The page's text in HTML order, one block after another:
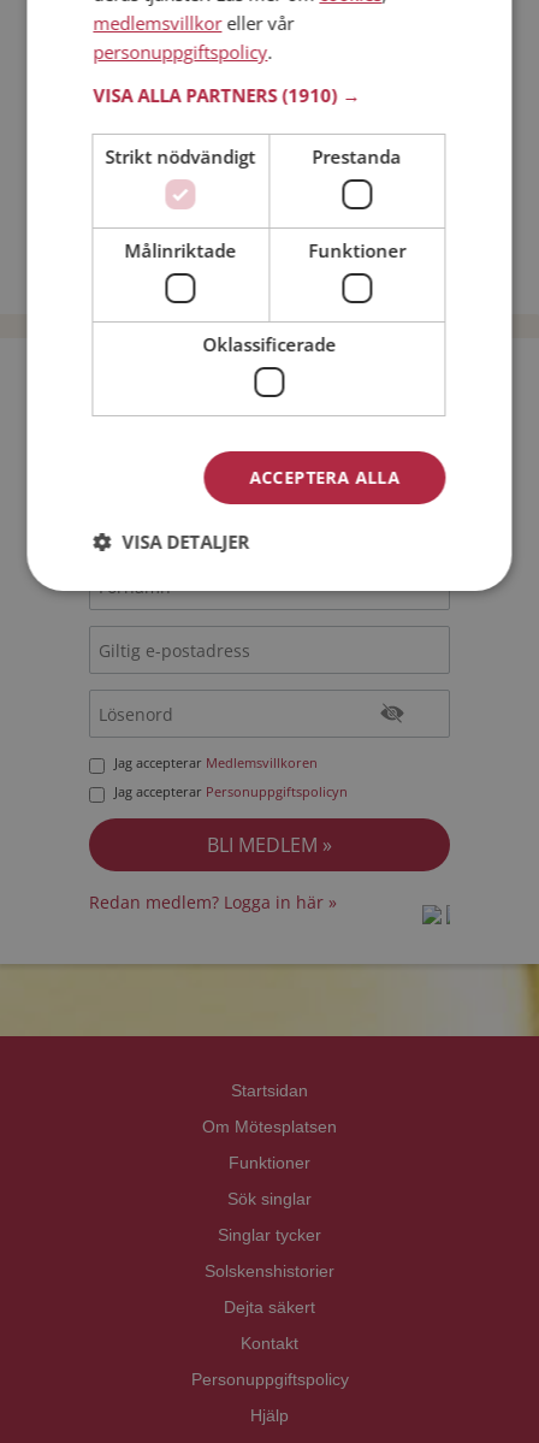
Dejta säkert
Dejting i mobilen
Nätdejtingtips
Match Making på Mötesplatsen
Läs mer om vad Mötesplatsens singlar tycker
Män från Sollefteå
Dejta kvinnor i Sverige
Dejta män i Sverige
Bli medlem utan kostnad!
Man Kvinna
Jag accepterar Medlemsvillkoren
Jag accepterar Personuppgiftspolicyn
Redan medlem? Logga in här »
Startsidan
Om Mötesplatsen
Funktioner
Sök singlar
Singlar tycker
Solskenshistorier
Dejta säkert
Kontakt
Personuppgiftspolicy
Hjälp
medlemsvillkoreller vår
personuppgiftspolicy.
VISA ALLA PARTNERS(1910) →
Strikt nödvändigt Prestanda
Målinriktade Funktioner
Oklassificerade
ACCEPTERA ALLA
VISA DETALJER